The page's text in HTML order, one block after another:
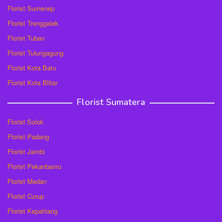
Florist Sumenep
Florist Trenggalek
Florist Tuban
Florist Tulungagung
Florist Kota Batu
Florist Kota Blitar
Florist Sumatera
Florist Solok
Florist Padang
Florist Jambi
Florist Pekanbanru
Florist Medan
Florist Curup
Florist Kepahiang